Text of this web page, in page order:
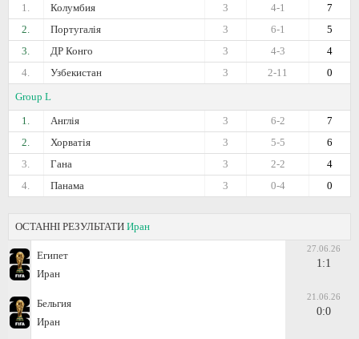
1.
Колумбия 7
4-1
3
2.
Португалія 5
6-1
3
3.
ДР Конго 4
4-3
3
4.
Узбекистан 0
2-11
3
Group L
1.
Англія 7
6-2
3
2.
Хорватія 6
5-5
3
3.
Гана 4
2-2
3
4.
Панама 0
0-4
3
ОСТАННІ РЕЗУЛЬТАТИ Иран
Египет
Иран
27.06.26
1:1
Бельгия
Иран
21.06.26
0:0